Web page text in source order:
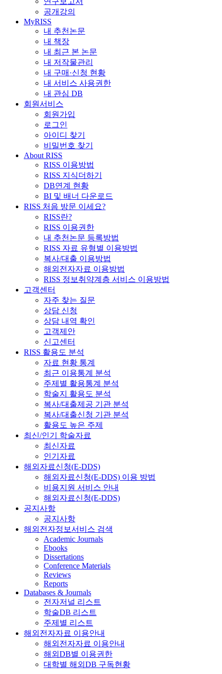
공개강의
MyRISS
내 추천논문
내 책장
내 최근 본 논문
내 저작물관리
내 구매·신청 현황
내 서비스 사용권한
내 관심 DB
회원서비스
회원가입
로그인
아이디 찾기
비밀번호 찾기
About RISS
RISS 이용방법
RISS 지식더하기
DB연계 현황
BI 및 배너 다운로드
RISS 처음 방문 이세요?
RISS란?
RISS 이용권한
내 추천논문 등록방법
RISS 자료 유형별 이용방법
복사/대출 이용방법
해외전자자료 이용방법
RISS 정보취약계층 서비스 이용방법
고객센터
자주 찾는 질문
상담 신청
상담 내역 확인
고객제안
신고센터
RISS 활용도 분석
자료 현황 통계
최근 이용통계 분석
주제별 활용통계 분석
학술지 활용도 분석
복사/대출제공 기관 분석
복사/대출신청 기관 분석
활용도 높은 주제
최신/인기 학술자료
최신자료
인기자료
해외자료신청(E-DDS)
해외자료신청(E-DDS) 이용 방법
비용지원 서비스 안내
해외자료신청(E-DDS)
공지사항
공지사항
해외전자정보서비스 검색
Academic Journals
Ebooks
Dissertations
Conference Materials
Reviews
Reports
Databases & Journals
전자저널 리스트
학술DB 리스트
주제별 리스트
해외전자자료 이용안내
해외전자자료 이용안내
해외DB별 이용권한
대학별 해외DB 구독현황